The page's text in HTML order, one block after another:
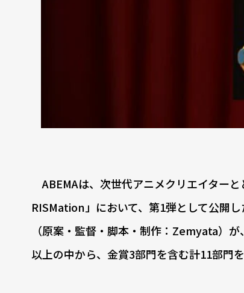
ABEMAは、次世代アニメクリエイター
RISMation」において、第1弾として公開
（原案・監督・脚本・制作：Zemyata）
以上の中から、金賞3部門を含む計11部門